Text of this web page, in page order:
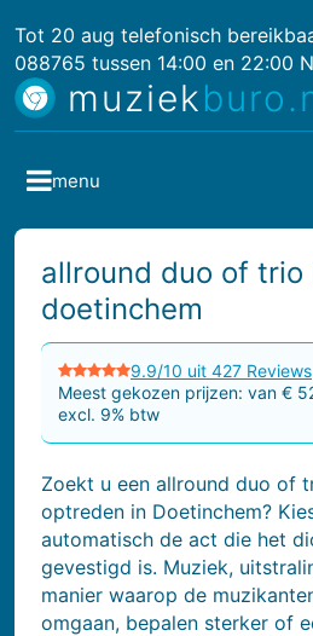
Tot 20 aug telefonisch
088765 tussen 14:00 en 22:00
muziek
allround duo of trio
doetinchem
9.9/10 uit 427 Reviews
Meest gekozen prijzen: van €
excl. 9% btw
Zoekt u een allround duo of
optreden in Doetinchem?
automatisch de act die het
gevestigd is. Muziek,
manier waarop de
omgaan, bepalen sterker of
menu